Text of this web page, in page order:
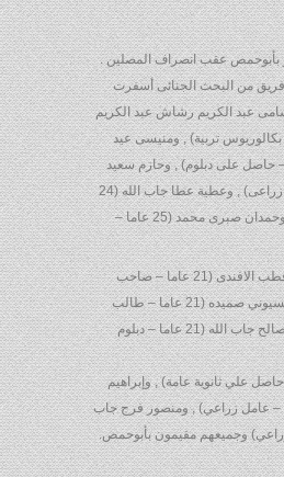
بأبوحمص عقب انصراف المصلين .
من البحث الجنائى أسفرت
عبد الكريم رشاش عبد الكريم
بكالوريوس تربية) , ومنيسى عيد
(43 عاما – حاصل على دبلوم) , وحازم سعيد
عمار (25 عاما – عامل زراعى) , وعطية عطا جاب الله (24
صبرى محمد (25 عاما –
عامل زراعى) وطارق قطب الافندى (21 عاما – صاحب
سوبر ماركت) ومحمد بسيوني صميده (21 عاما – طالب
بكلية الحقوق) , وأحمد صالح جاب الله (21 عاما – دبلوم
(19 عاما – حاصل علي ثانوية عامة) , وإبراهيم
هلال (18 عاما – عامل زراعي) , ومنصور فرج جاب